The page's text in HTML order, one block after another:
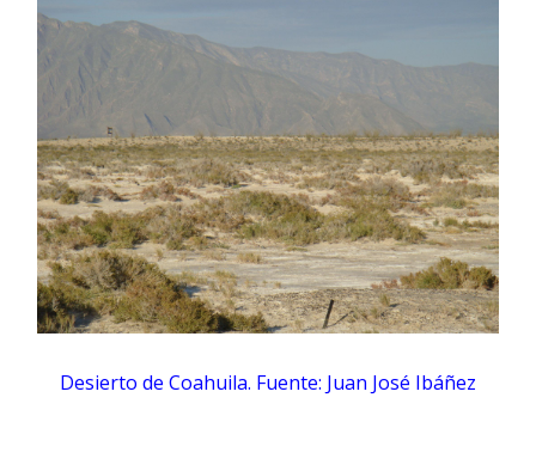
Desierto de Coahuila. Fuente: Juan José Ibáñez